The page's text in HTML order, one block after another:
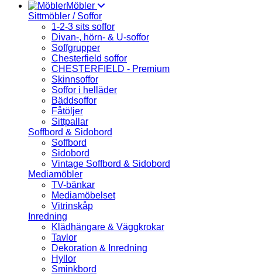
Möbler
Sittmöbler / Soffor
1-2-3 sits soffor
Divan-, hörn- & U-soffor
Soffgrupper
Chesterfield soffor
CHESTERFIELD - Premium
Skinnsoffor
Soffor i helläder
Bäddsoffor
Fåtöljer
Sittpallar
Soffbord & Sidobord
Soffbord
Sidobord
Vintage Soffbord & Sidobord
Mediamöbler
TV-bänkar
Mediamöbelset
Vitrinskåp
Inredning
Klädhängare & Väggkrokar
Tavlor
Dekoration & Inredning
Hyllor
Sminkbord